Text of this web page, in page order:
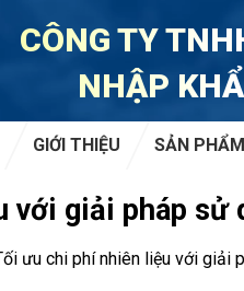
CÔNG TY
NHẬP
GIỚI THIỆU SẢN PHẨM
giải pháp sử
ưu chi phí nhiên liệu với giải